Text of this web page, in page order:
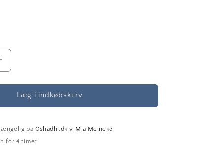
Læg i indkøbskurv
på Oshadhi.dk v. Mia Meincke
for 4 timer